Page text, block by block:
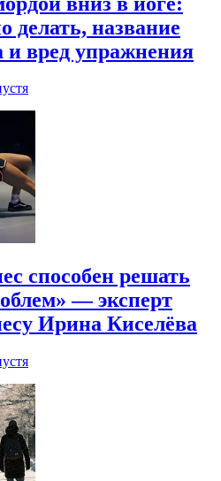
делать, название
и вред упражнения
способен решать
— эксперт
Ирина Киселёва